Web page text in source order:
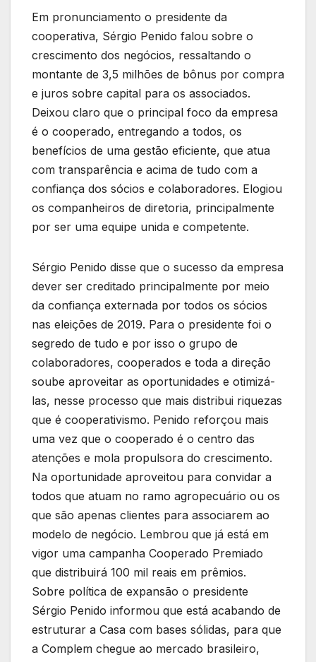
Em pronunciamento o presidente da
cooperativa, Sérgio Penido falou sobre o
crescimento dos negócios, ressaltando o
montante de 3,5 milhões de bônus por compra
e juros sobre capital para os associados.
Deixou claro que o principal foco da empresa
é o cooperado, entregando a todos, os
benefícios de uma gestão eficiente, que atua
com transparência e acima de tudo com a
confiança dos sócios e colaboradores. Elogiou
os companheiros de diretoria, principalmente
por ser uma equipe unida e competente.
Sérgio Penido disse que o sucesso da empresa
dever ser creditado principalmente por meio
da confiança externada por todos os sócios
nas eleições de 2019. Para o presidente foi o
segredo de tudo e por isso o grupo de
colaboradores, cooperados e toda a direção
soube aproveitar as oportunidades e otimizá-
las, nesse processo que mais distribui riquezas
que é cooperativismo. Penido reforçou mais
uma vez que o cooperado é o centro das
atenções e mola propulsora do crescimento.
Na oportunidade aproveitou para convidar a
todos que atuam no ramo agropecuário ou os
que são apenas clientes para associarem ao
modelo de negócio. Lembrou que já está em
vigor uma campanha Cooperado Premiado
que distribuirá 100 mil reais em prêmios.
Sobre política de expansão o presidente
Sérgio Penido informou que está acabando de
estruturar a Casa com bases sólidas, para que
a Complem chegue ao mercado brasileiro,